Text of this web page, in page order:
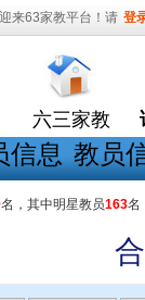
来63家教平台！请 登
六三家教
信息 教员
名，其中明星教员163名